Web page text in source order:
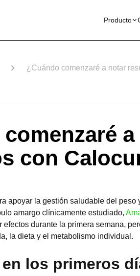
Producto
¿Cuándo comenzaré a notar
con
apoyar la gestión saludable del peso
amargo clínicamente estudiado,
efectos durante la primera semana,
la dieta y el metabolismo individual.
los primeros